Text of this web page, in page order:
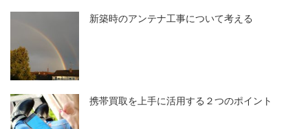
新築時のアンテナ工事について考える
携帯買取を上手に活用する２つのポイント